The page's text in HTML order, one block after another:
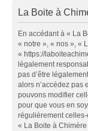
La Boite à
En accédant à « La
« notre », « nos », «
« https://
légalement
pas d’être
alors n’accédez pas
pouvons modifier
pour que vous en
régulièrement
« La Boite à